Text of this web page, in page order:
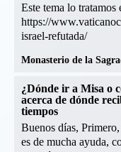
Este tema lo
https://
israel-refutada/
Monasterio de la
¿Dónde ir a Misa o
acerca de dónde
tiempos
Buenos días,
es de mucha ayuda,